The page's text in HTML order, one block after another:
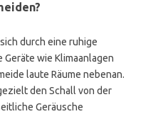
durch eine ruhige
Geräte wie Klimaanlagen
laute Räume nebenan.
den Schall von der
Geräusche